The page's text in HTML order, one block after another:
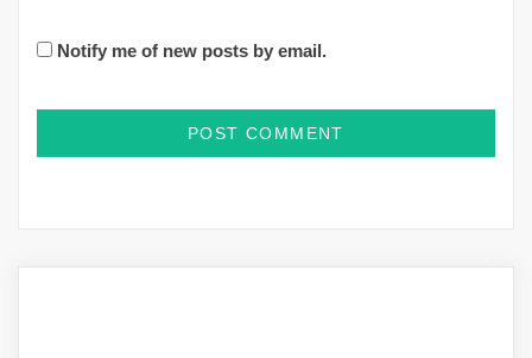
Notify me of new posts by email.